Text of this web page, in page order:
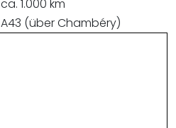
ca. 1.000 km
A43 (über Chambéry)